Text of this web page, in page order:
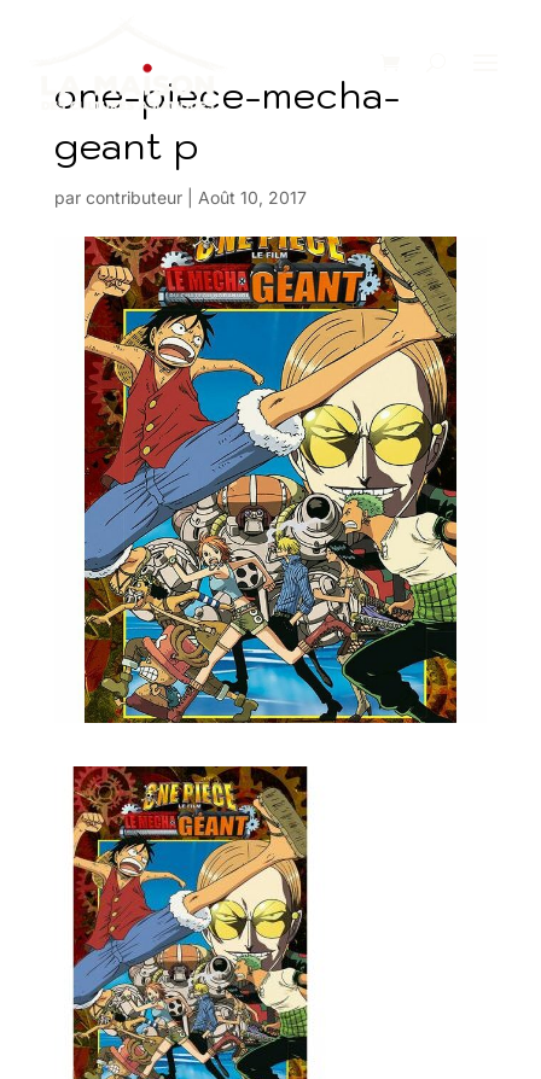
one-piece-mecha-
geant p
par contributeur| Août 10, 2017